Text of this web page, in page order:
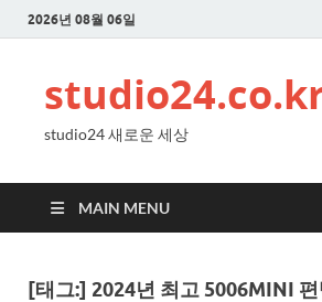
2026년 08월 06일
studio24 새로운 세상
MAIN MENU
[태그:] 2024년 최고 5006MINI